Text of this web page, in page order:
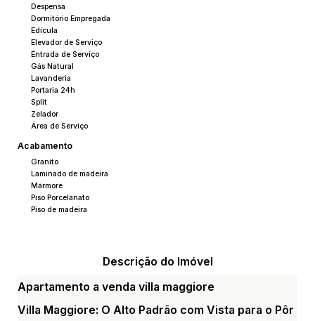
Despensa
Dormitório Empregada
Edícula
Elevador de Serviço
Entrada de Serviço
Gás Natural
Lavanderia
Portaria 24h
Split
Zelador
Área de Serviço
Acabamento
Granito
Laminado de madeira
Mármore
Piso Porcelanato
Piso de madeira
Descrição do Imóvel
Apartamento a venda villa maggiore
Villa Maggiore: O Alto Padrão com Vista para o Pôr